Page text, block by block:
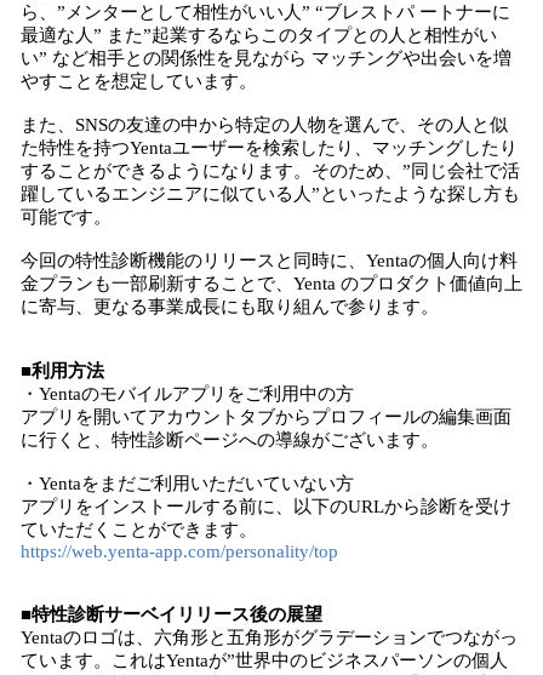
ら、”メンターとして相性がいい人” “ブレストパ ートナーに
最適な人” また”起業するならこのタイプとの人と相性がい
い” など相手との関係性を見ながら マッチングや出会いを増
やすことを想定しています。
また、SNSの友達の中から特定の人物を選んで、その人と似
た特性を持つYentaユーザーを検索したり、マッチングしたり
することができるようになります。そのため、”同じ会社で活
躍しているエンジニアに似ている人”といったような探し方も
可能です。
今回の特性診断機能のリリースと同時に、Yentaの個人向け料
金プランも一部刷新することで、Yenta のプロダクト価値向上
に寄与、更なる事業成⻑にも取り組んで参ります。
■利用方法
・Yentaのモバイルアプリをご利用中の方
アプリを開いてアカウントタブからプロフィールの編集画面
に行くと、特性診断ページへの導線がございます。
・Yentaをまだご利用いただいていない方
アプリをインストールする前に、以下のURLから診断を受け
ていただくことができます。
https://web.yenta-app.com/personality/top
■特性診断サーベイリリース後の展望
Yentaのロゴは、六角形と五角形がグラデーションでつながっ
ています。これはYentaが”世界中のビジネスパーソンの個人